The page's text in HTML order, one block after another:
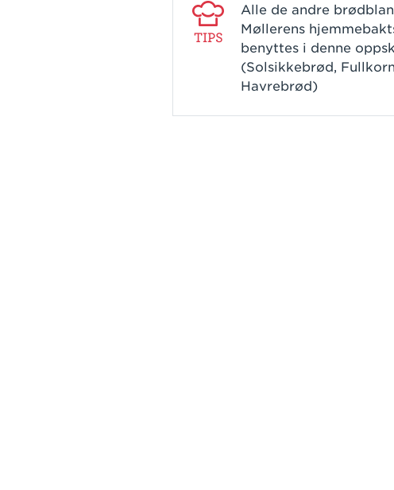
TIPS
Alle de andre
Møllerens
benyttes i denne
(Solsikkebrød,
Havrebrød)